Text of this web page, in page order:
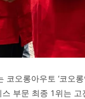
오롱아우토 ‘코오
부문 최종 1위는 고